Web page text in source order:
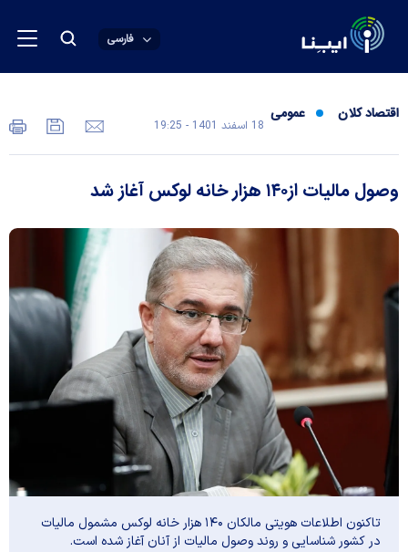
فارسی
اقتصاد کلان عمومی
18 اسفند 1401 - 19:25
وصول مالیات از۱۴۰ هزار خانه لوکس آغاز شد
تاکنون اطلاعات هویتی مالکان ۱۴۰ هزار خانه لوکس مشمول مالیات
در کشور شناسایی و روند وصول مالیات از آنان آغاز شده است.